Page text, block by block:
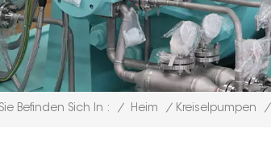
Sie Befinden Sich In : / Heim / Kreiselpumpen /